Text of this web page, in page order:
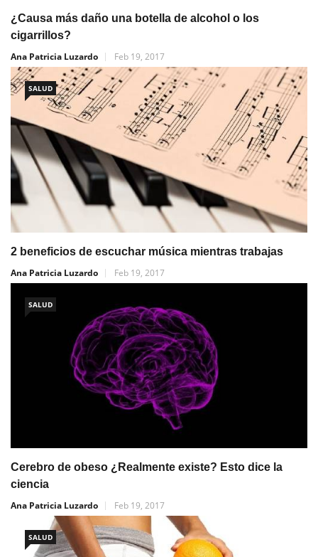
¿Causa más daño una botella de alcohol o los
cigarrillos?
Ana Patricia Luzardo
Feb 19, 2017
SALUD
2 beneficios de escuchar música mientras trabajas
Ana Patricia Luzardo
Feb 19, 2017
SALUD
Cerebro de obeso ¿Realmente existe? Esto dice la
ciencia
Ana Patricia Luzardo
Feb 19, 2017
SALUD